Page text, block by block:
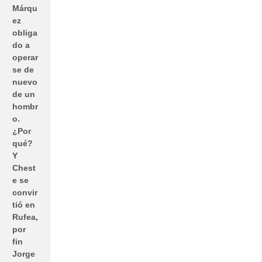
Márqu
ez
obliga
do a
operar
se de
nuevo
de un
hombr
o.
¿Por
qué?
Y
Chest
e se
convir
tió en
Rufea,
por
fin
Jorge